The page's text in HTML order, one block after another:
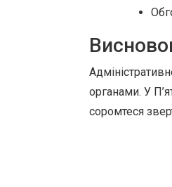
органами. У
соромтеся